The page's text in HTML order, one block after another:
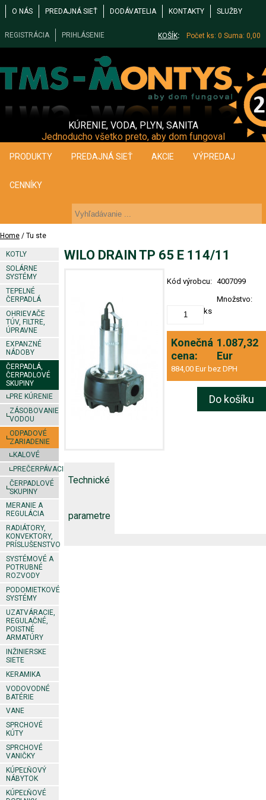
O NÁS PREDAJNÁ SIEŤ DODÁVATELIA KONTAKTY SLUŽBY
REGISTRÁCIA PRIHLÁSENIE KOŠÍK: Počet ks: 0 Suma: 0,00
KÚRENIE, VODA, PLYN, SANITA
Jednoducho všetko preto, aby dom fungoval
PRODUKTY PREDAJNÁ SIEŤ AKCIE VÝPREDAJ
CENNÍKY
Home / Tu ste
KOTLY
SOLÁRNE
SYSTÉMY
TEPELNÉ
ČERPADLÁ
OHRIEVAČE
TÚV, FILTRE,
ÚPRAVNE
EXPANZNÉ
NÁDOBY
ČERPADLÁ,
ČERPADLOVÉ
SKUPINY
PRE KÚRENIE
ZÁSOBOVANIE
VODOU
ODPADOVÉ
ZARIADENIE
KALOVÉ
PREČERPÁVACIE
ČERPADLOVÉ
SKUPINY
MERANIE A
REGULÁCIA
RADIÁTORY,
KONVEKTORY,
PRÍSLUŠENSTVO
SYSTÉMOVÉ A
POTRUBNÉ
ROZVODY
PODOMIETKOVÉ
SYSTÉMY
UZATVÁRACIE,
REGULAČNÉ,
POISTNÉ
ARMATÚRY
INŽINIERSKE
SIETE
KERAMIKA
VODOVODNÉ
BATÉRIE
VANE
SPRCHOVÉ
KÚTY
SPRCHOVÉ
VANIČKY
KÚPEĽŇOVÝ
NÁBYTOK
KÚPEĽŇOVÉ
WILO DRAIN TP 65 E 114/11
Kód výrobcu: 4007099
Množstvo:
ks
Konečná
cena:
1.087,32
Eur
884,00 Eur bez DPH
Do košíku
Technické
parametre